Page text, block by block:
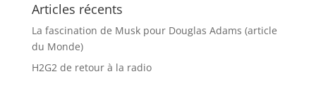
Articles récents
La fascination de Musk pour Douglas Adams (article
du Monde)
H2G2 de retour à la radio